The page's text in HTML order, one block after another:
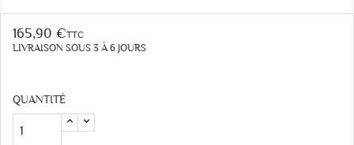
165,90 €TTC
LIVRAISON SOUS 3 À 6 JOURS
QUANTITÉ